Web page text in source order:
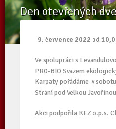
Den otevřených
Levandulové
/ Aktuality /
Den
9. července 2022 od
Ve spolupráci s
PRO-BIO Svazem
Karpaty pořádáme v
Strání pod Velkou
Akci podpořila KEZ o.p.s.